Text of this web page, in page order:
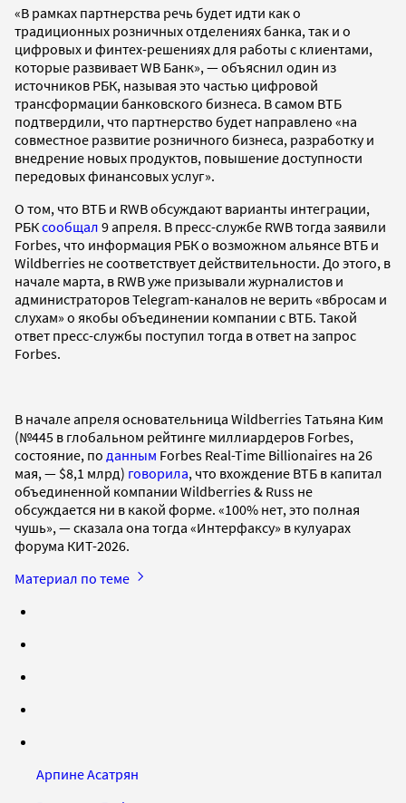
«В рамках партнерства речь будет идти как о
традиционных розничных отделениях банка, так и о
цифровых и финтех-решениях для работы с клиентами,
которые развивает WB Банк», — объяснил один из
источников РБК, называя это частью цифровой
трансформации банковского бизнеса. В самом ВТБ
подтвердили, что партнерство будет направлено «на
совместное развитие розничного бизнеса, разработку и
внедрение новых продуктов, повышение доступности
передовых финансовых услуг».
О том, что ВТБ и RWB обсуждают варианты интеграции,
РБКсообщал 9 апреля. В пресс-службе RWB тогда заявили
Forbes, что информация РБК о возможном альянсе ВТБ и
Wildberries не соответствует действительности. До этого, в
начале марта, в RWB уже призывали журналистов и
администраторов Telegram-каналов не верить «вбросам и
слухам» о якобы объединении компании с ВТБ. Такой
ответ пресс-службы поступил тогда в ответ на запрос
Forbes.
В начале апреля основательница Wildberries Татьяна Ким
(№445 в глобальном рейтинге миллиардеров Forbes,
состояние, по данным Forbes Real-Time Billionaires на 26
мая, — $8,1 млрд) говорила, что вхождение ВТБ в капитал
объединенной компании Wildberries & Russ не
обсуждается ни в какой форме. «100% нет, это полная
чушь», — сказала она тогда «Интерфаксу» в кулуарах
форума КИТ-2026.
Материал по теме
Арпине Асатрян